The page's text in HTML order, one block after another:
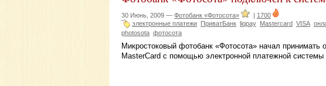
30 Июнь, 2009 — Фотобанк «Фотосота»
1700
электронные платежи
ПриватБанк liqpay Mastercard VISA
photosota фотосота
Микростоковый фотобанк «Фотосота» начал принимать
MasterCard с помощью электронной платежной системы